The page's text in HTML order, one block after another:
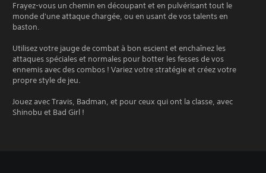
Frayez-vous un chemin en découpant et en pulvérisant tout le
monde d'une attaque chargée, ou en usant de vos talents en
baston.
Utilisez votre jauge de combat à bon escient et enchaînez les
attaques spéciales et normales pour botter les fesses de vos
ennemis avec des combos ! Variez votre stratégie et créez votre
propre style de jeu.
Jouez avec Travis, Badman, et pour ceux qui ont la classe, avec
Shinobu et Bad Girl !